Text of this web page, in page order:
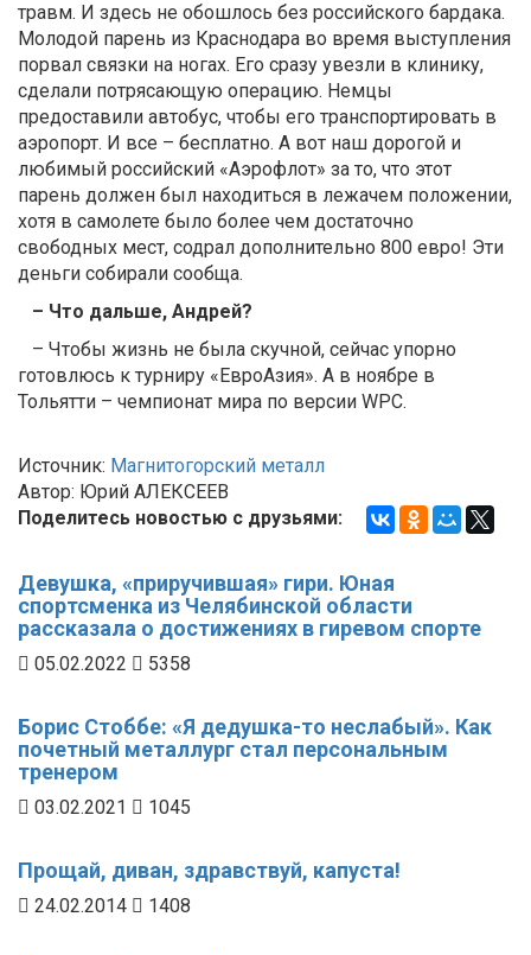
травм. И здесь не обошлось без российского бардака.
Молодой парень из Краснодара во время выступления
порвал связки на ногах. Его сразу увезли в клинику,
сделали потрясающую операцию. Немцы
предоставили автобус, чтобы его транспортировать в
аэропорт. И все – бесплатно. А вот наш дорогой и
любимый российский «Аэрофлот» за то, что этот
парень должен был находиться в лежачем положении,
хотя в самолете было более чем достаточно
свободных мест, содрал дополнительно 800 евро! Эти
деньги собирали сообща.
– Что дальше, Андрей?
– Чтобы жизнь не была скучной, сейчас упорно
готовлюсь к турниру «ЕвроАзия». А в ноябре в
Тольятти – чемпионат мира по версии WPC.
Источник: Магнитогорский металл
Автор: Юрий АЛЕКСЕЕВ
Поделитесь новостью с друзьями:
Девушка, «приручившая» гири. Юная
спортсменка из Челябинской области
рассказала о достижениях в гиревом спорте
05.02.2022 5358
Борис Стоббе: «Я дедушка-то неслабый». Как
почетный металлург стал персональным
тренером
03.02.2021 1045
Прощай, диван, здравствуй, капуста!
24.02.2014 1408